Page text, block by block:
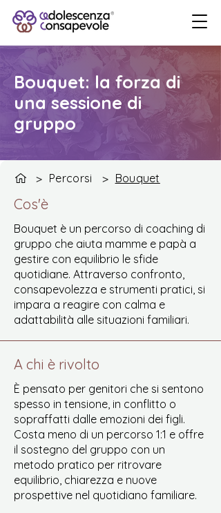
Bouquet: la forza di
una sessione di
gruppo
> Percorsi > Bouquet
Cos'è
Bouquet è un percorso di coaching di
gruppo che aiuta mamme e papà a
gestire con equilibrio le sfide
quotidiane. Attraverso confronto,
consapevolezza e strumenti pratici, si
impara a reagire con calma e
adattabilità alle situazioni familiari.
A chi è rivolto
È pensato per genitori che si sentono
spesso in tensione, in conflitto o
sopraffatti dalle emozioni dei figli.
Costa meno di un percorso 1:1 e offre
il sostegno del gruppo con un
metodo pratico per ritrovare
equilibrio, chiarezza e nuove
prospettive nel quotidiano familiare.